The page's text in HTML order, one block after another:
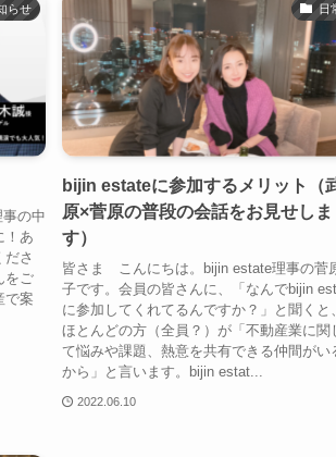
らせ
の中
！あ
さ
をご
で案
日
bijin estateに参加するメリット（
原×菅原の普段の会話をお見せしま
す）
皆さま こんにちは。bijin estate理事の菅
子です。会員の皆さんに、「なんでbijin
に参加してくれてるんですか？」と聞くと、
ほとんどの方（全員？）が「不動産業に関
て悩みや課題、熱意を共有できる仲間がい
から」と言います。bijin estat...
2022.06.10